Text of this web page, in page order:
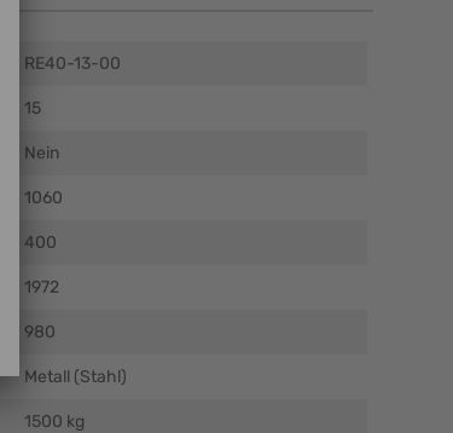
RE40-13-00
15
Nein
1060
400
1972
980
Metall (Stahl)
1500 kg